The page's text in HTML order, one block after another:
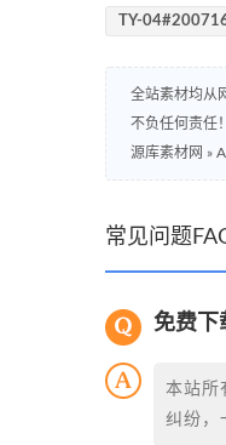
TY-
全站素材均从
不负任何责任！
源库素材网 »
常见问题
免费下
本站所
纠纷，